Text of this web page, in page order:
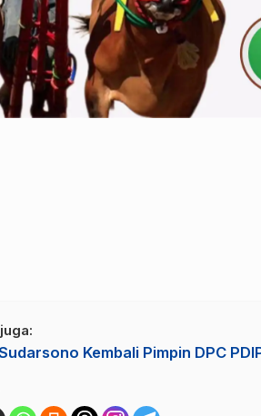
Kembali Pimpin DPC